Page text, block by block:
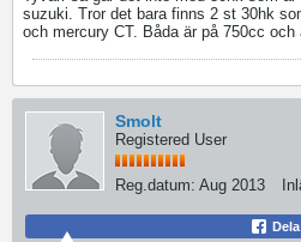
suzuki. Tror det bara finns 2 st 30hk
och mercury CT. Båda är på 750cc
Smolt
Registered User
Reg.datum: Aug 2013
Dela